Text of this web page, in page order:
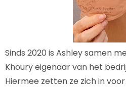
Sinds 2020 is Ashley samen
Khoury eigenaar van het
Hiermee zetten ze zich in